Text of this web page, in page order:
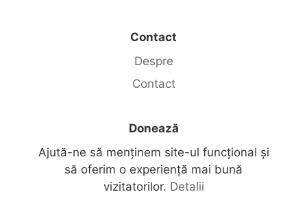
Contact
Despre
Contact
Donează
Ajută-ne să menținem site-ul funcțional și
să oferim o experiență mai bună
vizitatorilor. Detalii